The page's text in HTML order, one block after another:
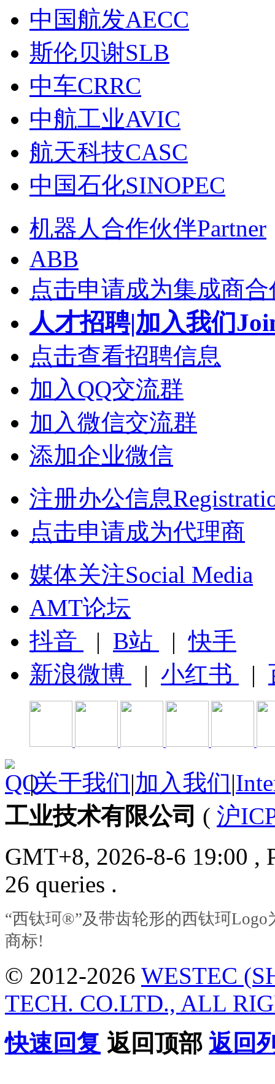
中国航发AECC
斯伦贝谢SLB
中车CRRC
中航工业AVIC
航天科技CASC
中国石化SINOPEC
机器人合作伙伴Partner
ABB
点击申请成为集成商
人才招聘|加入我们
点击查看招聘信息
加入QQ交流群
加入微信交流群
添加企业微信
注册办公信息
点击申请成为代理商
媒体关注Social Media
AMT论坛
抖音
| B站 |快手
新浪微博
| 小红书 |
|关于我们|加入我们|
工业技术有限公司 ( 沪
GMT+8, 2026-8-6 19:00 ,
26 queries .
“西钛珂®”及带齿轮形的西钛珂
商标!
© 2012-2026 WESTEC
TECH. CO.LTD., ALL
快速回复 返回顶部 返回